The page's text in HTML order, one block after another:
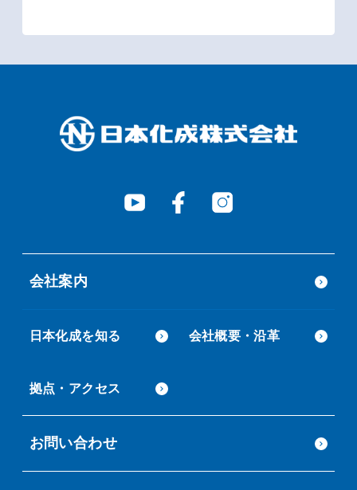
会社案内
日本化成を知る 会社概要・沿革
拠点・アクセス
お問い合わせ